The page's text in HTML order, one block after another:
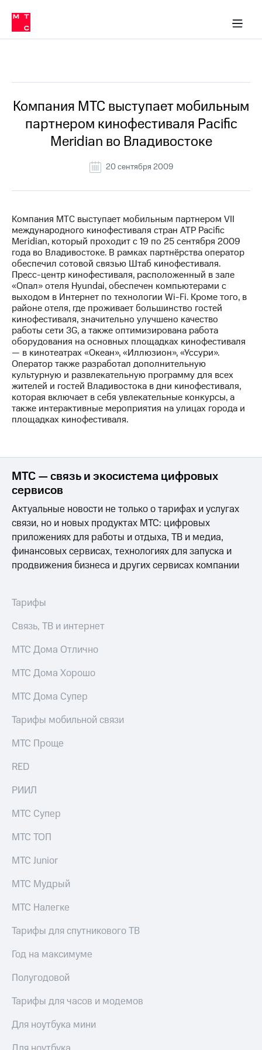
Медиа-центр
и акционерам
Устойчивое развитие
Комплаенс и деловая этика
компании
Карьера
История
компании
Руководство
информация
Контакты
Медиа-центр
Пресс-
релизы
МТС
о технологиях
Достижения
Интервью
Финансовая
отчетность
Контакты
Новости
в
и акционерам
Корпоративное
управление
Корпоративный
секретарь
Раскрытие
информации
Информация
акционерам
Документы
Личный
акционера
капитал
и
аудит
Рынок
Описание
Дивиденды
облигаций
Описание
Уведомление
погашении
облигаций
Другое
Регистратор
Реквизиты
Контакты
развитие
деловая этика
На главную
в МТС
Пресс-
релизы
МТС
о технологиях
Компания МТС выступает мобильным
партнером кинофестиваля Pacific
Meridian во Владивостоке
20 сентября 2009
Компания МТС выступает мобильным партнером VII
международного кинофестиваля стран ATP Pacific
Meridian, который проходит с 19 по 25 сентября 2009
года во Владивостоке. В рамках партнёрства оператор
обеспечил сотовой связью Штаб кинофестиваля.
Пресс-центр кинофестиваля, расположенный в зале
«Опал» отеля Hyundai, обеспечен компьютерами с
выходом в Интернет по технологии Wi-Fi. Кроме того, в
районе отеля, где проживает большинство гостей
кинофестиваля, значительно улучшено качество
работы сети 3G, а также оптимизирована работа
оборудования на основных площадках кинофестиваля
— в кинотеатрах «Океан», «Иллюзион», «Уссури».
Оператор также разработал дополнительную
культурную и развлекательную программу для всех
жителей и гостей Владивостока в дни кинофестиваля,
которая включает в себя увлекательные конкурсы, а
также интерактивные мероприятия на улицах города и
площадках кинофестиваля.
МТС — связь и экосистема цифровых
сервисов
Актуальные новости не только о тарифах и услугах
связи, но и новых продуктах МТС: цифровых
приложениях для работы и отдыха, ТВ и медиа,
финансовых сервисах, технологиях для запуска и
продвижения бизнеса и других сервисах компании
Тарифы
Связь, ТВ и интернет
МТС Дома Отлично
МТС Дома Хорошо
МТС Дома Супер
Тарифы мобильной связи
МТС Проще
RED
РИИЛ
МТС Супер
МТС ТОП
МТС Junior
МТС Мудрый
МТС Налегке
Тарифы для спутникового ТВ
Год на максимуме
Полугодовой
Тарифы для часов и модемов
Для ноутбука мини